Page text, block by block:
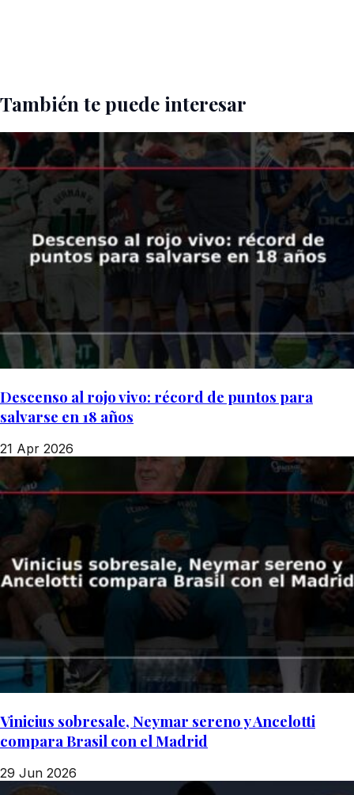
También te puede interesar
Descenso al rojo vivo: récord de puntos para
salvarse en 18 años
21 Apr 2026
Vinicius sobresale, Neymar sereno y Ancelotti
compara Brasil con el Madrid
29 Jun 2026